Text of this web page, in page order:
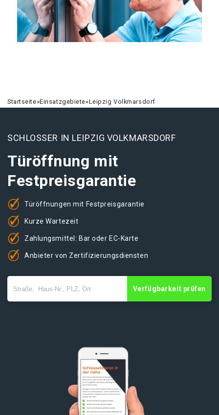
Startseite»Einsatzgebiete»Leipzig Volkmarsdorf
SCHLOSSER IN LEIPZIG VOLKMARSDORF
Türöffnung mit
Festpreisgarantie
Türöffnungen mit Festpreisgarantie
Kurze Wartezeit
Zahlungsmittel: Bar oder EC-Karte
Anbieter von Zertifizierungsdiensten
Verfügbarkeit prüfen